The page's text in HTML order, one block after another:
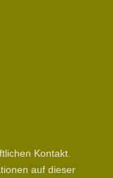
Kontakt.
auf dieser